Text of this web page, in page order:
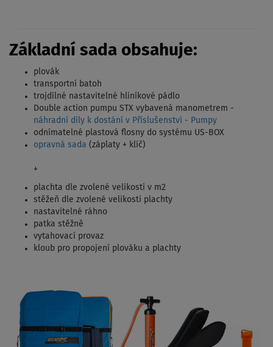
Základní sada obsahuje:
plovák
transportní batoh
trojdílné nastavitelné hliníkové pádlo
Double action pumpu STX vybavená manometrem -
náhradní díly k dostání v Příslušenství - Pumpy
odnímatelné plastová flosny do systému US-BOX
opravná sada (záplaty + klíč)
+
plachta dle zvolené velikosti v m2
stěžeň dle zvolené velikosti plachty
nastavitelné ráhno
patka stěžně
vytahovací provaz
kloub pro propojení plováku a plachty